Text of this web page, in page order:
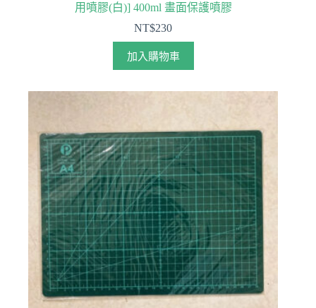
用噴膠(白)] 400ml 畫面保護噴膠
NT$230
加入購物車